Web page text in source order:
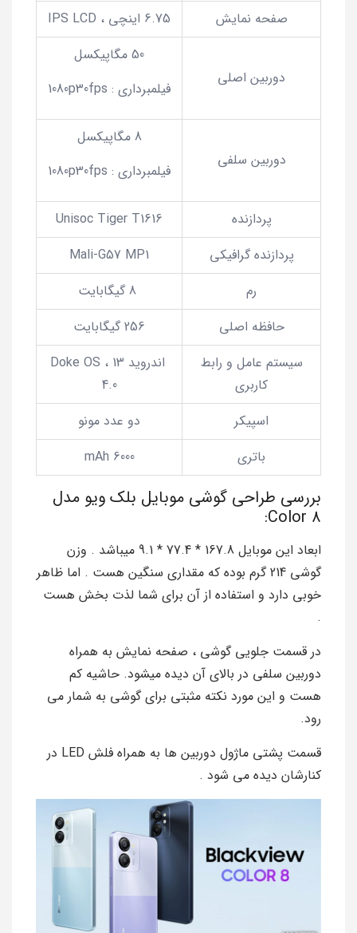
صفحه نمایش
6.75 اینچی ، IPS LCD
دوربین اصلی
50 مگاپیکسل
فیلمبرداری : 1080p30fps
دوربین سلفی
8 مگاپیکسل
فیلمبرداری : 1080p30fps
پردازنده
Unisoc Tiger T1616
پردازنده گرافیکی
Mali-G57 MP1
رم
حافظه اصلی
256 گیگابایت
سیستم عامل و رابط
کاربری
اندروید 13 ، Doke OS
4.0
اسپیکر
دو عدد مونو
باتری
6000 mAh
بررسی طراحی گوشی موبایل بلک ویو مدل
Color 8:
ابعاد این موبایل 167.8 * 77.4 * 9.1 میباشد . وزن
گوشی 214 گرم بوده که مقداری سنگین هست . اما ظاهر
خوبی دارد و استفاده از آن برای شما لذت بخش هست
.
در قسمت جلویی گوشی ، صفحه نمایش به همراه
دوربین سلفی در بالای آن دیده میشود. حاشیه کم
هست و این مورد نکته مثبتی برای گوشی به شمار می
رود.
قسمت پشتی ماژول دوربین ها به همراه فلش LED در
کنارشان دیده می شود .